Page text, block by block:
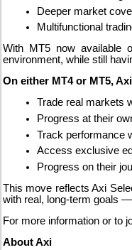
Deeper market
Multifunctional
With MT5 now available
environment, while still
On either MT4 or MT5,
Trade real markets
Progress at their
Track performance
Access exclusive
Progress on their
This move reflects Axi
with real, long-term goals
For more information or to
About Axi